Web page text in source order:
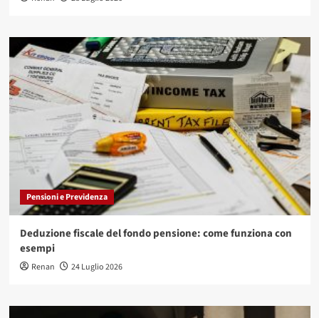
Pensioni e Previdenza
Deduzione fiscale del fondo pensione: come funziona con
esempi
Renan 24 Luglio 2026